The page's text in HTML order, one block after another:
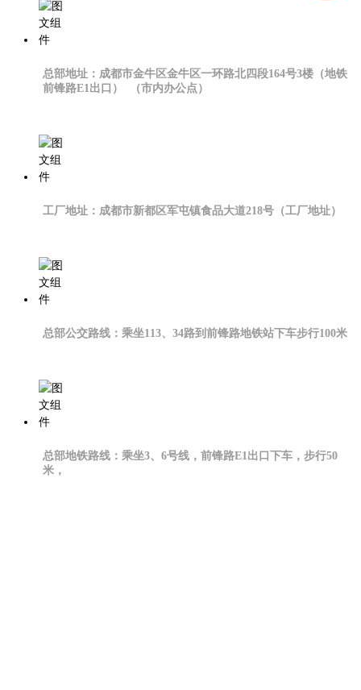
总部地址：成都市金牛区金牛区一环路北四段164号3楼（地铁
前锋路E1出口） （市内办公点）
工厂地址：成都市新都区军屯镇食品大道218号（工厂地址）
总部公交路线：乘坐113、34路到前锋路地铁站下车步行100米
总部地铁路线：乘坐3、6号线，前锋路E1出口下车，步行50
米，